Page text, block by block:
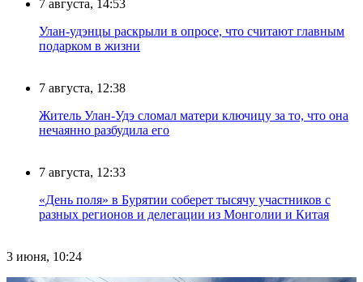
7 августа, 14:53
Улан-удэнцы раскрыли в опросе, что считают главным
подарком в жизни
7 августа, 12:38
Житель Улан-Удэ сломал матери ключицу за то, что она
нечаянно разбудила его
7 августа, 12:33
«День поля» в Бурятии соберет тысячу участников с
разных регионов и делегации из Монголии и Китая
3 июня, 10:24